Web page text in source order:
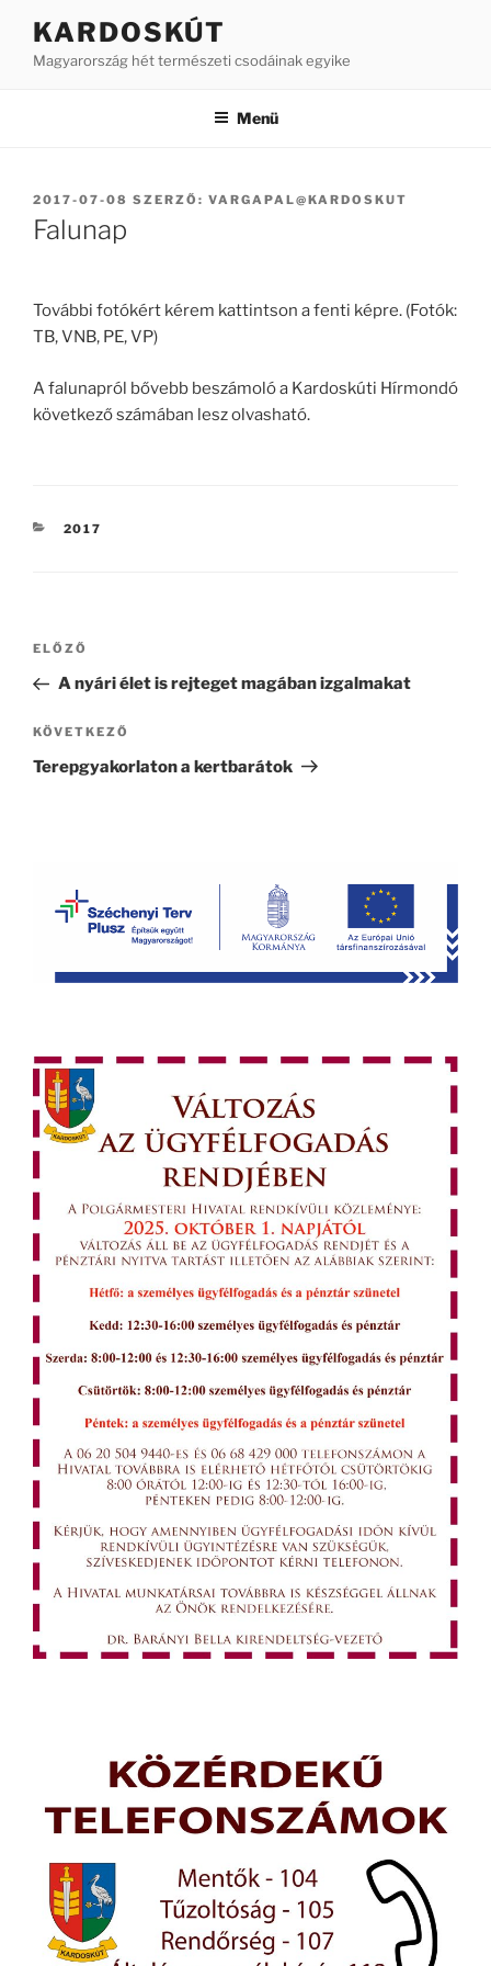
KARDOSKÚT
Magyarország hét természeti csodáinak egyike
Menü
BEKÜLDVE:
2017-07-08 SZERZŐ: VARGAPAL@KARDOSKUT
Falunap
További fotókért kérem kattintson a fenti képre. (Fotók:
TB, VNB, PE, VP)
A falunapról bővebb beszámoló a Kardoskúti Hírmondó
következő számában lesz olvasható.
KATEGÓRIÁK
2017
Bejegyzés
Korábbi
bejegyzés
ELŐZŐ
A nyári élet is rejteget magában izgalmakat
Következő
bejegyzés
KÖVETKEZŐ
Terepgyakorlaton a kertbarátok